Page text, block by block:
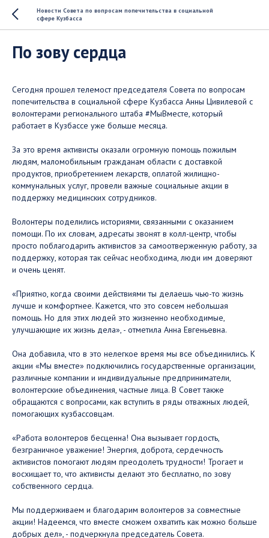
Новости Совета по вопросам попечительства в социальной
сфере Кузбасса
По зову сердца
Сегодня прошел телемост председателя Совета по вопросам
попечительства в социальной сфере Кузбасса Анны Цивилевой с
волонтерами регионального штаба #МыВместе, который
работает в Кузбассе уже больше месяца.
За это время активисты оказали огромную помощь пожилым
людям, маломобильным гражданам области с доставкой
продуктов, приобретением лекарств, оплатой жилищно-
коммунальных услуг, провели важные социальные акции в
поддержку медицинских сотрудников.
Волонтеры поделились историями, связанными с оказанием
помощи. По их словам, адресаты звонят в колл-центр, чтобы
просто поблагодарить активистов за самоотверженную работу, за
поддержку, которая так сейчас необходима, люди им доверяют
и очень ценят.
«Приятно, когда своими действиями ты делаешь чью-то жизнь
лучше и комфортнее. Кажется, что это совсем небольшая
помощь. Но для этих людей это жизненно необходимые,
улучшающие их жизнь дела», - отметила Анна Евгеньевна.
Она добавила, что в это нелегкое время мы все объединились. К
акции «Мы вместе» подключились государственные организации,
различные компании и индивидуальные предприниматели,
волонтерские объединения, частные лица. В Совет также
обращаются с вопросами, как вступить в ряды отважных людей,
помогающих кузбассовцам.
«Работа волонтеров бесценна! Она вызывает гордость,
безграничное уважение! Энергия, доброта, сердечность
активистов помогают людям преодолеть трудности! Трогает и
восхищает то, что активисты делают это бесплатно, по зову
собственного сердца.
Мы поддерживаем и благодарим волонтеров за совместные
акции! Надеемся, что вместе сможем охватить как можно больше
добрых дел», - подчеркнула председатель Совета.